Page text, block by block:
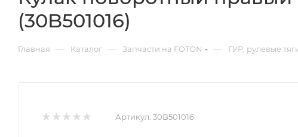
(30B501016)
Главная — Каталог — Запчасти на FOTON — ГУР, рулевые
Артикул: 30B501016